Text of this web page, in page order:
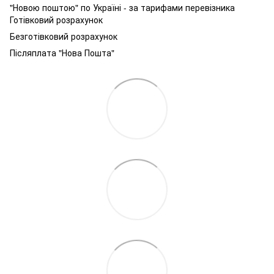
"Новою поштою" по Україні - за тарифами перевізника
Готівковий розрахунок
Безготівковий розрахунок
Післяплата "Нова Пошта"